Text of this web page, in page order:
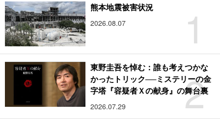
1
熊本地震被害状況
2026.08.07
2
東野圭吾を悼む：誰も考えつかな
かったトリック──ミステリーの金
字塔『容疑者Ｘの献身』の舞台裏
2026.07.29